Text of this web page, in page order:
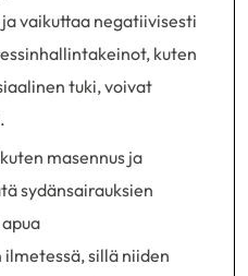
vaikuttaa negatiivisesti
kuten
tuki, voivat
masennus ja
sydänsairauksien
sillä niiden